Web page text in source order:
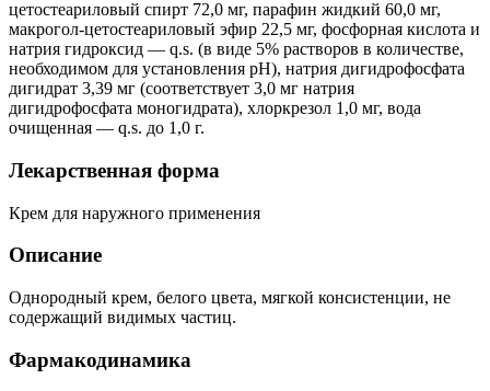
цетостеариловый спирт 72,0 мг, парафин жидкий 60,0 мг,
макрогол-цетостеариловый эфир 22,5 мг, фосфорная кислота и
натрия гидроксид — q.s. (в виде 5% растворов в количестве,
необходимом для установления pH), натрия дигидрофосфата
дигидрат 3,39 мг (соответствует 3,0 мг натрия
дигидрофосфата моногидрата), хлоркрезол 1,0 мг, вода
очищенная — q.s. до 1,0 г.
Лекарственная форма
Крем для наружного применения
Описание
Однородный крем, белого цвета, мягкой консистенции, не
содержащий видимых частиц.
Фармакодинамика